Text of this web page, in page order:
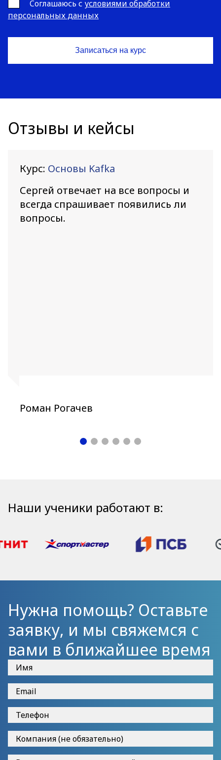
Cоглашаюсь с условиями обработки
персональных данных
Отзывы и кейсы
Курс: Основы Kafka
Сергей отвечает на все вопросы и
всегда спрашивает появились ли
вопросы.
Роман Рогачев
Наши ученики работают в:
Нужна помощь? Оставьте
заявку, и мы свяжемся с
вами в ближайшее время